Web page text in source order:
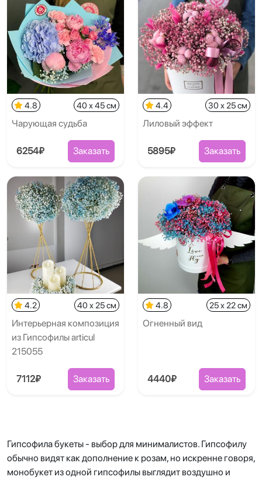
4.8 40 x 45 см
Чарующая судьба
6254₽ Заказать
4.4 30 x 25 см
Лиловый эффект
5895₽ Заказать
4.2 40 x 25 см
Интерьерная композиция
из Гипсофилы articul
215055
7112₽ Заказать
4.8 25 x 22 см
Огненный вид
4440₽ Заказать
Гипсофила букеты - выбор для минималистов. Гипсофилу
обычно видят как дополнение к розам, но искренне говоря,
монобукет из одной гипсофилы выглядит воздушно и